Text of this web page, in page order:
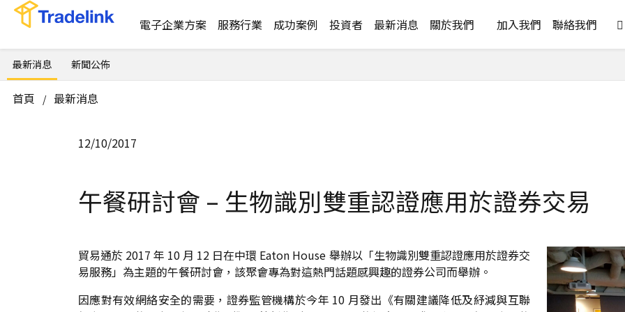
電子企業方案 服務行業 成功案例 投資者 最新消息 關於我們 加入我們 聯絡我們 
最新消息 新聞公佈
首頁 / 最新消息
12/10/2017
午餐研討會 – 生物識別雙重認證應用於證券交易
貿易通於 2017 年 10 月 12 日在中環 Eaton House 舉辦以「生物識別雙重認證應用於證券交
易服務」為主題的午餐研討會，該聚會專為對這熱門話題感興趣的證券公司而舉辦。
因應對有效網絡安全的需要，證券監管機構於今年 10 月發出《有關建議降低及紓減與互聯